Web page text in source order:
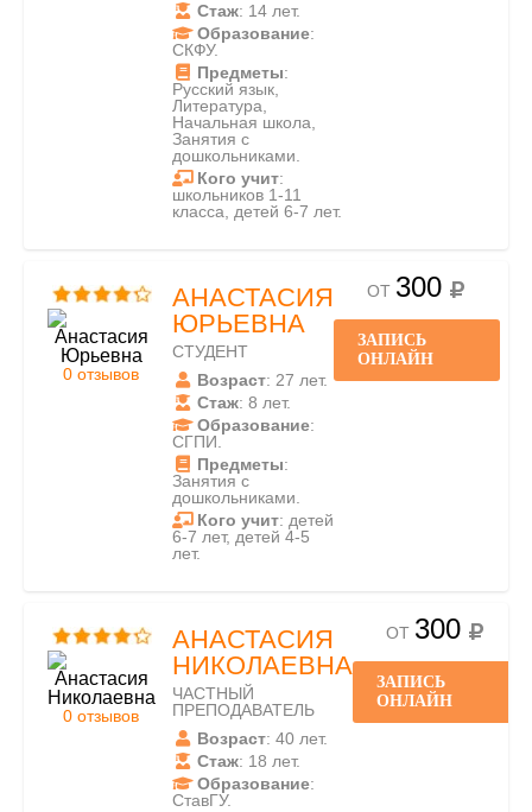
Стаж: 14 лет.
Образование:
СКФУ.
Предметы:
Русский язык,
Литература,
Начальная школа,
Занятия с
дошкольниками.
Кого учит:
школьников 1-11
класса, детей 6-7 лет.
0 отзывов
АНАСТАСИЯ
ЮРЬЕВНА
СТУДЕНТ
Возраст: 27 лет.
Стаж: 8 лет.
Образование:
СГПИ.
Предметы:
Занятия с
дошкольниками.
Кого учит: детей
6-7 лет, детей 4-5
лет.
ОТ 300
ЗАПИСЬ
ОНЛАЙН
0 отзывов
АНАСТАСИЯ
НИКОЛАЕВНА
ЧАСТНЫЙ
ПРЕПОДАВАТЕЛЬ
Возраст: 40 лет.
Стаж: 18 лет.
Образование:
СтавГУ.
ОТ 300
ЗАПИСЬ
ОНЛАЙН